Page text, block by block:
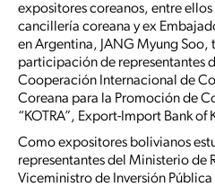
expositores coreanos, entre
cancillería coreana y ex
en Argentina, JANG Myung Soo,
participación de representantes
Cooperación Internacional de
Coreana para la Promoción de
“KOTRA”, Export-Import Bank of
Como expositores bolivianos
representantes del Ministerio de
Viceministro de Inversión